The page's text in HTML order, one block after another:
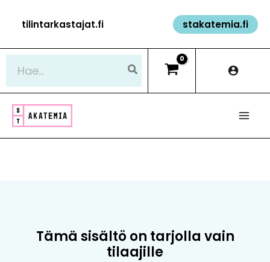
sisältöön
tilintarkastajat.fi stakatemia.fi
Tämä sisältö on tarjolla vain
tilaajille